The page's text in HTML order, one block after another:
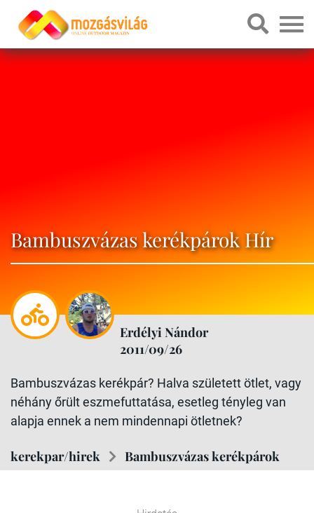
Bambuszvázas kerékpárok Hír
Erdélyi Nándor
2011/09/26
Bambuszvázas kerékpár? Halva született ötlet, vagy
néhány őrült eszmefuttatása, esetleg tényleg van
alapja ennek a nem mindennapi ötletnek?
kerekpar/hirek Bambuszvázas kerékpárok